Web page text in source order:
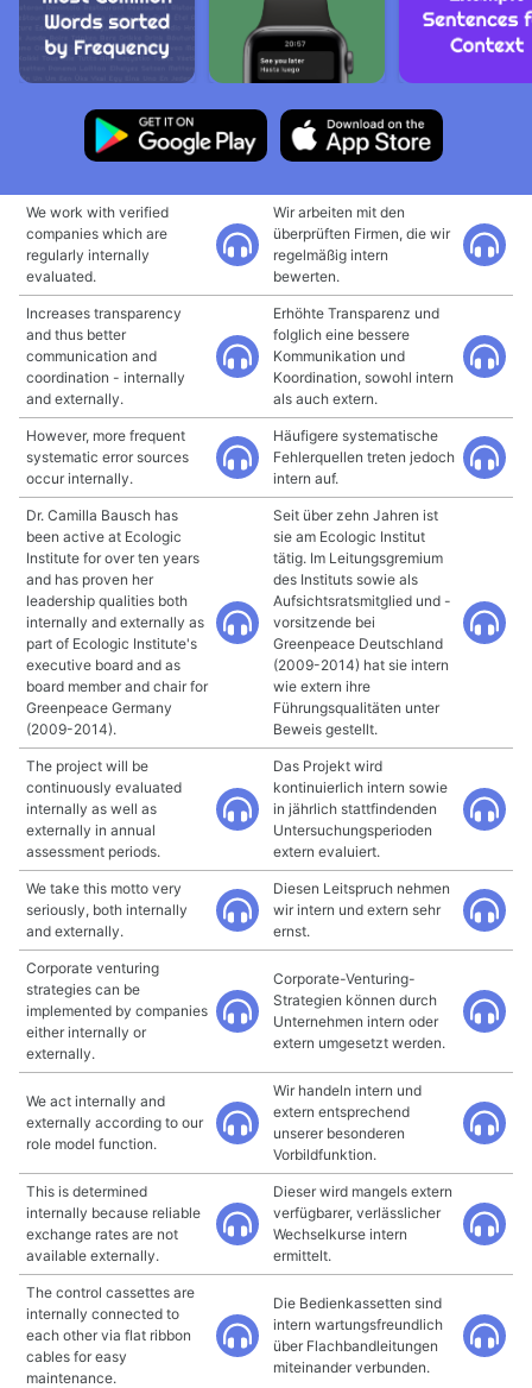
We work with verified
companies which are
regularly internally
evaluated.
Wir arbeiten mit den
überprüften Firmen, die wir
regelmäßig intern
bewerten.
Increases transparency
and thus better
communication and
coordination - internally
and externally.
Erhöhte Transparenz und
folglich eine bessere
Kommunikation und
Koordination, sowohl intern
als auch extern.
However, more frequent
systematic error sources
occur internally.
Häufigere systematische
Fehlerquellen treten jedoch
intern auf.
Dr. Camilla Bausch has
been active at Ecologic
Institute for over ten years
and has proven her
leadership qualities both
internally and externally as
part of Ecologic Institute's
executive board and as
board member and chair for
Greenpeace Germany
(2009-2014).
Seit über zehn Jahren ist
sie am Ecologic Institut
tätig. Im Leitungsgremium
des Instituts sowie als
Aufsichtsratsmitglied und -
vorsitzende bei
Greenpeace Deutschland
(2009-2014) hat sie intern
wie extern ihre
Führungsqualitäten unter
Beweis gestellt.
The project will be
continuously evaluated
internally as well as
externally in annual
assessment periods.
Das Projekt wird
kontinuierlich intern sowie
in jährlich stattfindenden
Untersuchungsperioden
extern evaluiert.
We take this motto very
seriously, both internally
and externally.
Diesen Leitspruch nehmen
wir intern und extern sehr
ernst.
Corporate venturing
strategies can be
implemented by companies
either internally or
externally.
Corporate-Venturing-
Strategien können durch
Unternehmen intern oder
extern umgesetzt werden.
We act internally and
externally according to our
role model function.
Wir handeln intern und
extern entsprechend
unserer besonderen
Vorbildfunktion.
This is determined
internally because reliable
exchange rates are not
available externally.
Dieser wird mangels extern
verfügbarer, verlässlicher
Wechselkurse intern
ermittelt.
The control cassettes are
internally connected to
each other via flat ribbon
cables for easy
maintenance.
Die Bedienkassetten sind
intern wartungsfreundlich
über Flachbandleitungen
miteinander verbunden.